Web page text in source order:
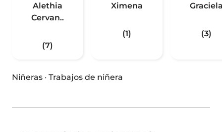
Alethia
Cervan..
(7)
Ximena
(1) (3)
Niñeras · Trabajos de niñera